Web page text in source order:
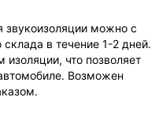
звукоизоляции можно с
в течение 1-2 дней.
что позволяет
Возможен